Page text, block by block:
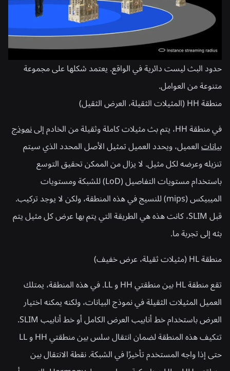
حدود البث ليست دائرية في الواقع. يعتمد شكلها على مجموعة
متنوعة من العوامل.
منطقة HH (المثيلات الثقيلة، العرض الثقيل)
في منطقة HH، يتم بث مثيلات كاملة وثقيلة من الخادم إلى
نموذج
بياناتالعميل، ويحدد العميل تمثيل الأصل المحدد الذي سيتم
تنزيله وعرضه لكل مثيل. لا يزال من الممكن تحقيق التوسع
باستخدام مستويات التفاصيل (LoD) للشبكة ومستويات
الميبيكس (mips) للنسيج في هذه المنطقة، ولكن لا يوجد تركيب.
قبل SLIM، كانت هذه هي الطريقة التي يتم بها عرض كل مثيل يتم
بثه إلى تجربة ما.
منطقة HL (مثيلات ثقيلة، عرض خفيف)
تقع منطقة HL بين منطقتي HH و LL. في هذه المنطقة، يمتلك
العميل المثيلات الثقيلة في نموذج البيانات، ولكنه يمكنه اختيار
العرض باستخدام خط أنابيب العرض الكامل أو خط أنابيب SLIM.
تتكيف هذه المنطقة لضمان انتقال سلس بين منطقتي HH و LL
حتى إذا واجه المستخدم تأخيرًا في الشبكة. نقطة الانتقال بين